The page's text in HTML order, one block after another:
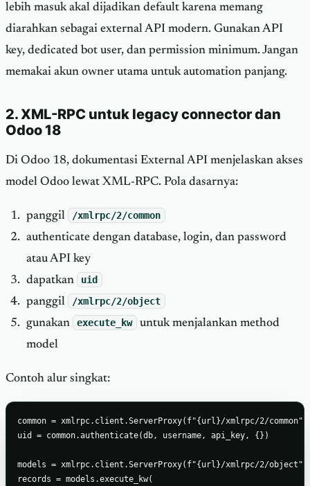
lebih masuk akal dijadikan default karena memang
diarahkan sebagai external API modern. Gunakan API
key, dedicated bot user, dan permission minimum. Jangan
memakai akun owner utama untuk automation panjang.
2. XML-RPC untuk legacy connector dan
Odoo 18
Di Odoo 18, dokumentasi External API menjelaskan akses
model Odoo lewat XML-RPC. Pola dasarnya:
panggil /xmlrpc/2/common
authenticate dengan database, login, dan password
atau API key
dapatkan
uid
panggil /xmlrpc/2/object
gunakan execute_kw
untuk menjalankan method
model
Contoh alur singkat:
common = xmlrpc.client.ServerProxy(f"{url}/xmlrpc/2/common")
uid = common.authenticate(db, username, api_key, {})
models = xmlrpc.client.ServerProxy(f"{url}/xmlrpc/2/object")
records = models.execute_kw(